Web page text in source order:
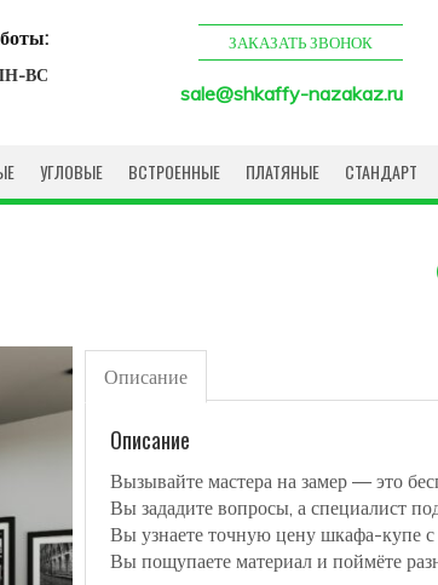
ВС
ЗАКАЗАТЬ ЗВОНОК
sale@shkaffy-nazakaz.ru
УГЛОВЫЕ ВСТРОЕННЫЕ ПЛАТЯНЫЕ СТАНДАРТ
Описание
Описание
Вызывайте мастера на замер — это
Вы зададите вопросы, а специалист
Вы узнаете точную цену шкафа-купе
Вы пощупаете материал и поймёте